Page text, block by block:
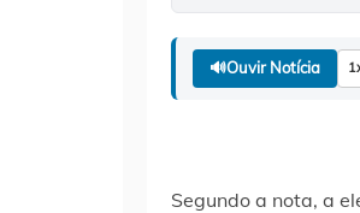
🔊Ouvir Notícia
Segundo a nota, a